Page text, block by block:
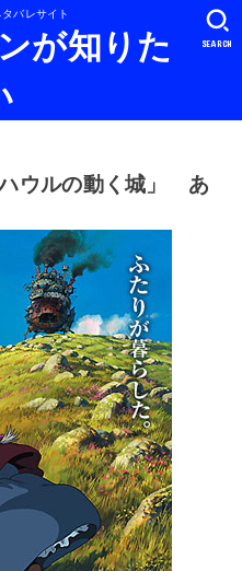
バレサイト
が知りた
SEARCH
ウルの動く城」 あ